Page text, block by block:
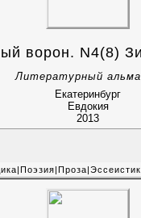
ворон. N4(8)
Литературный
Екатеринбург
Евдокия
2013